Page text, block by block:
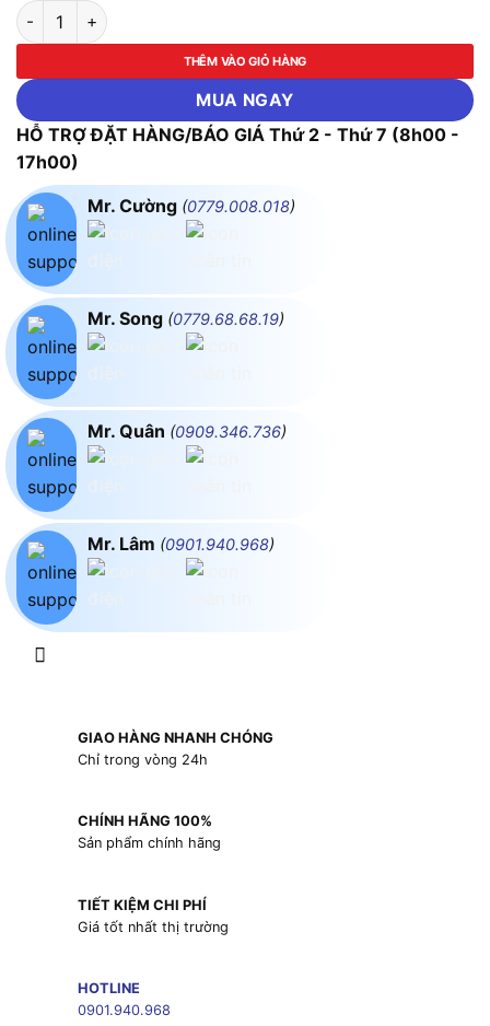
Dây Điện Đôi Mềm Cadivi Cu/PVC VCmd/LF-2x0.75-(2x24/
THÊM VÀO GIỎ HÀNG
MUA NGAY
HỖ TRỢ ĐẶT HÀNG/BÁO GIÁ Thứ 2 - Thứ 7 (8h00 -
17h00)
Mr. Cường (0779.008.018)
Mr. Song (0779.68.68.19)
Mr. Quân (0909.346.736)
Mr. Lâm (0901.940.968)
GIAO HÀNG NHANH CHÓNG
Chỉ trong vòng 24h
CHÍNH HÃNG 100%
Sản phẩm chính hãng
TIẾT KIỆM CHI PHÍ
Giá tốt nhất thị trường
HOTLINE
0901.940.968